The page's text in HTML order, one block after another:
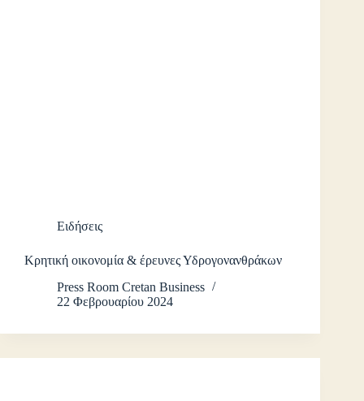
Ειδήσεις
Κρητική οικονομία & έρευνες Υδρογονανθράκων
Press Room Cretan Business
22 Φεβρουαρίου 2024